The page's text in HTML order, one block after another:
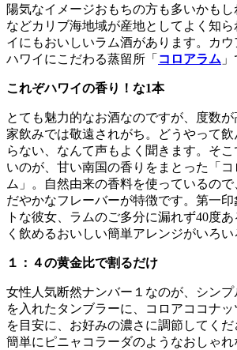
陽気なイメージおもちの方も多いかも
などカリブ海地域が産地としてよく知
イにもおいしいラム酒があります。カ
ハワイにこだわる蒸留所「 コロアラム
これぞハワイの香り！な1本
とても魅力的なお酒なのですが、度数
家飲みでは敬遠されがち。どうやって
らない、なんて声もよく聞きます。そ
いのが、甘い南国の香りをまとった「
ム」。自然由来の香料を使っているの
だやかなフレーバーが特徴です。第一
トな彼女、ラムのご多分に漏れず40度
く飲めるおいしい簡単アレンジがいろい
１：４の黄金比で割るだけ
女性人気断然ナンバー１なのが、シン
を入れたタンブラーに、コロアココナ
を目安に、お好みの濃さに調節してくだ
簡単にピニャコラーダのようなおしゃ